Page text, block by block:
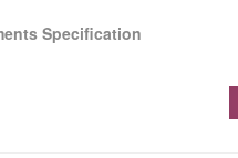
Specification